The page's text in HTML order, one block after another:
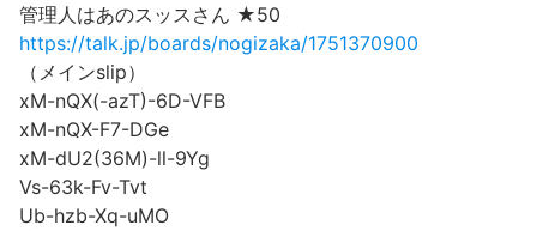
管理人はあのスッスさん ★50
https://talk.jp/boards/nogizaka/1751370900
（メインslip）
xM-nQX(-azT)-6D-VFB
xM-nQX-F7-DGe
xM-dU2(36M)-ll-9Yg
Vs-63k-Fv-Tvt
Ub-hzb-Xq-uMO